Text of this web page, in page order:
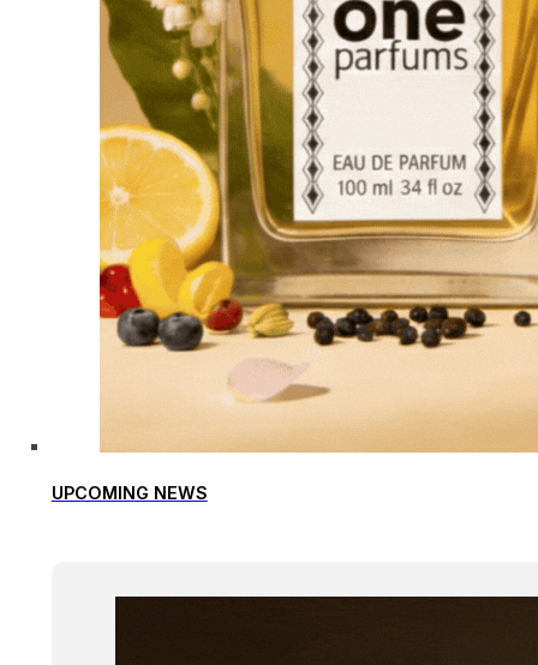
UPCOMING NEWS